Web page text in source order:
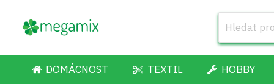
DOMÁCNOST TEXTIL HOBBY